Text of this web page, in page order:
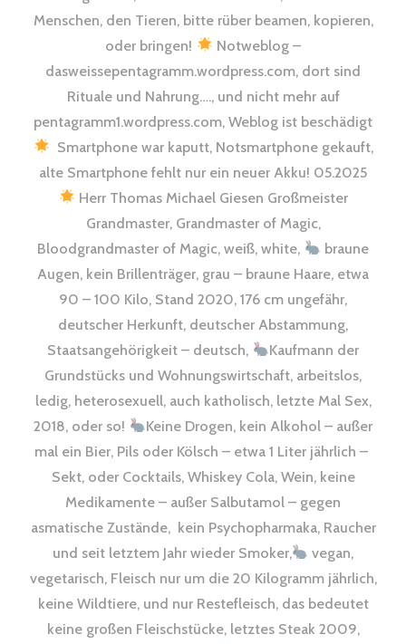
Menschen, den Tieren, bitte rüber beamen, kopieren,
oder bringen!
Notweblog –
dasweissepentagramm.wordpress.com, dort sind
Rituale und Nahrung…., und nicht mehr auf
pentagramm1.wordpress.com, Weblog ist beschädigt
Smartphone war kaputt, Notsmartphone gekauft,
alte Smartphone fehlt nur ein neuer Akku! 05.2025
Herr Thomas Michael Giesen Großmeister
Grandmaster, Grandmaster of Magic,
Bloodgrandmaster of Magic, weiß, white,
braune
Augen, kein Brillenträger, grau – braune Haare, etwa
90 – 100 Kilo, Stand 2020, 176 cm ungefähr,
deutscher Herkunft, deutscher Abstammung,
Staatsangehörigkeit – deutsch,
Kaufmann der
Grundstücks und Wohnungswirtschaft, arbeitslos,
ledig, heterosexuell, auch katholisch, letzte Mal Sex,
2018, oder so!
Keine Drogen, kein Alkohol – außer
mal ein Bier, Pils oder Kölsch – etwa 1 Liter jährlich –
Sekt, oder Cocktails, Whiskey Cola, Wein, keine
Medikamente – außer Salbutamol – gegen
asmatische Zustände, kein Psychopharmaka, Raucher
und seit letztem Jahr wieder Smoker,
vegan,
vegetarisch, Fleisch nur um die 20 Kilogramm jährlich,
keine Wildtiere, und nur Restefleisch, das bedeutet
keine großen Fleischstücke, letztes Steak 2009,